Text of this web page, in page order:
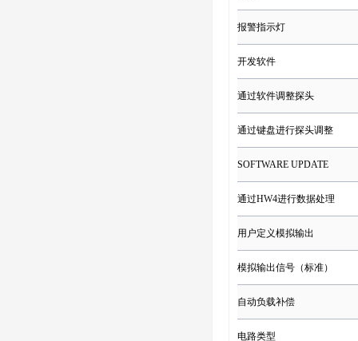
报警指示灯
开发软件
通过软件调整探头
通过键盘进行探头调整
SOFTWARE UPDATE
通过HW4进行数据处理
用户定义模拟输出
模拟输出信号（标准）
自动负载补偿
电路类型